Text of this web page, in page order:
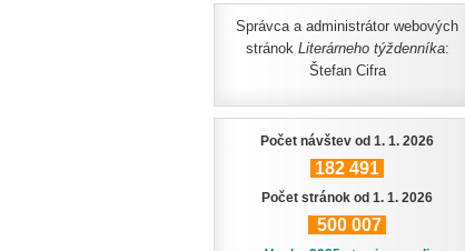
Správca a administrátor webových
stránok Literárneho týždenníka:
Štefan Cifra
Počet návštev od 1. 1. 2026
182 491
Počet stránok od 1. 1. 2026
500 007